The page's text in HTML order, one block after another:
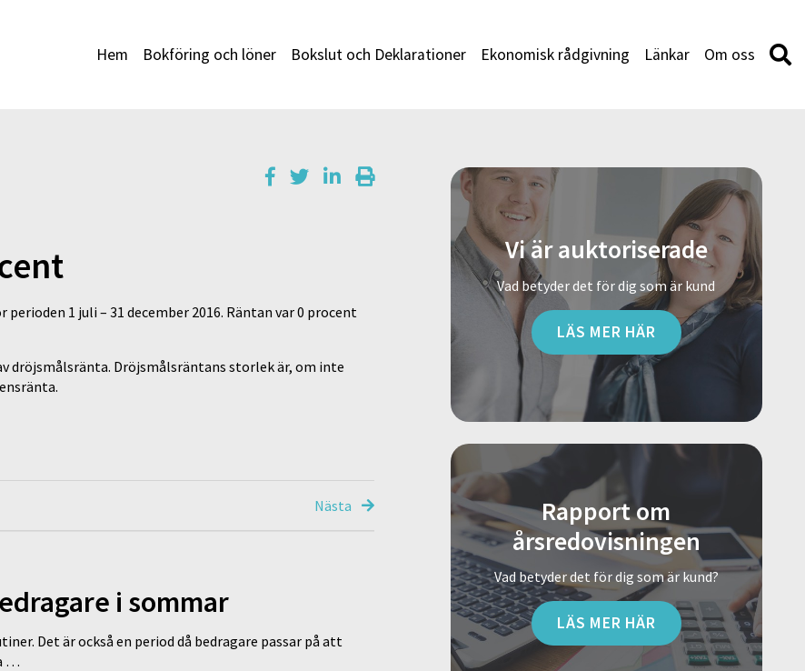
Hem Bokföring och löner Bokslut och Deklarationer Ekonomisk rådgivning Länkar Om oss
1 juli – 31 december 2016. Räntan var 0 procent
dröjsmålsränta. Dröjsmålsräntans storlek är, om inte
Nästa
i sommar
Det är också en period då bedragare passar på att
…
Vi är auktoriserade
Vad betyder det för dig som är kund
LÄS MER HÄR
Rapport om
årsredovisningen
Vad betyder det för dig som är kund?
LÄS MER HÄR